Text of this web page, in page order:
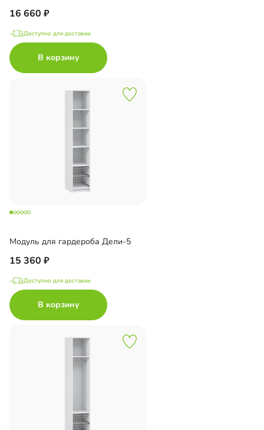
16 660
Доступно для доставки
В корзину
Модуль для гардероба Дели-5
15 360
Доступно для доставки
В корзину